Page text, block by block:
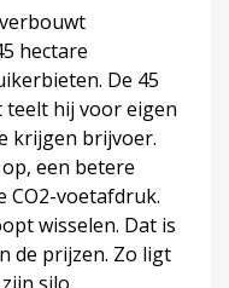
hectare
De 45
teelt hij voor eigen
krijgen brijvoer.
een betere
CO2-voetafdruk.
wisselen. Dat is
de prijzen. Zo ligt